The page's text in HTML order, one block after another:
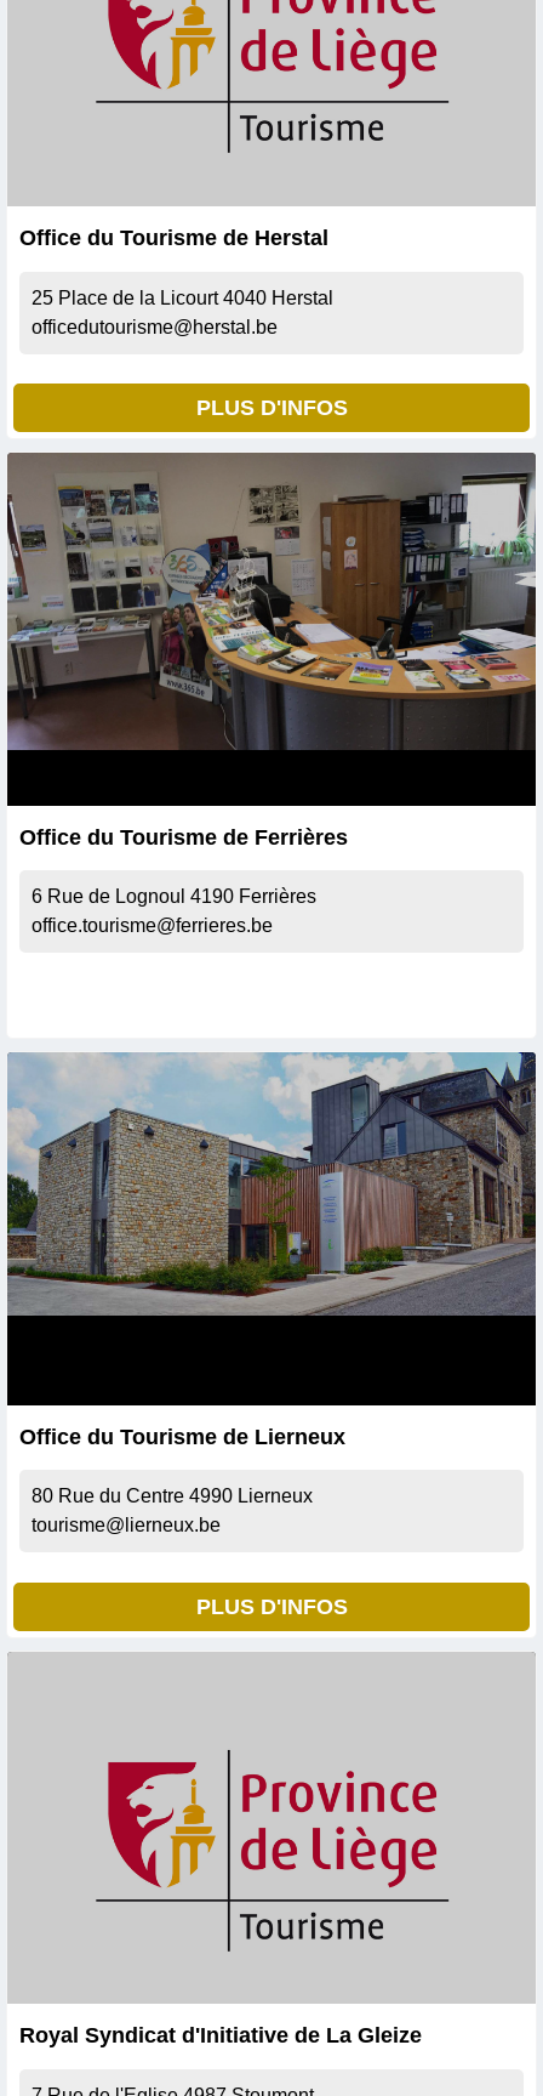
Office du Tourisme de Herstal
25 Place de la Licourt 4040 Herstal
officedutourisme@herstal.be
PLUS D'INFOS
Office du Tourisme de Ferrières
6 Rue de Lognoul 4190 Ferrières
office.tourisme@ferrieres.be
Office du Tourisme de Lierneux
80 Rue du Centre 4990 Lierneux
tourisme@lierneux.be
PLUS D'INFOS
Royal Syndicat d'Initiative de La Gleize